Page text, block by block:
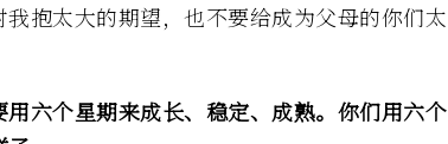
抱太大的期望，也不要给成为父母的你们太
六个星期来成长、稳定、成熟。你们用六个